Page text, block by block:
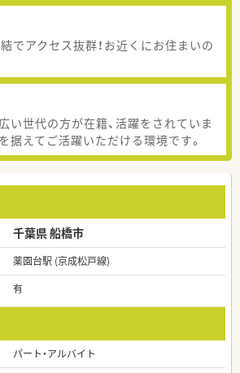
でアクセス抜群！お近くにお住まいの
い世代の方が在籍、活躍をされていま
据えてご活躍いただける環境です。
千葉県 船橋市
薬園台駅 (京成松戸線)
有
パート・アルバイト